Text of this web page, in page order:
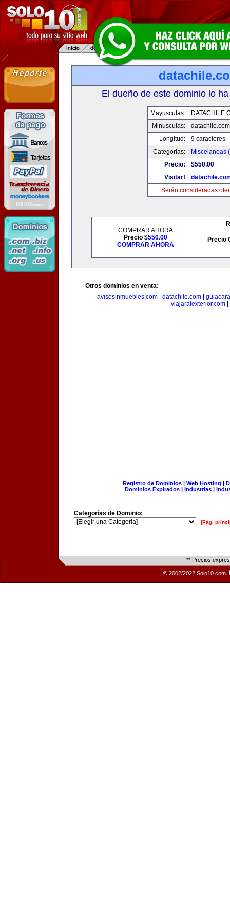
El dueño de este dominio lo
Mayusculas:
Minusculas:
datachile.com
Longitud:
9 caracteres
Categorias:
Miscelaneas
Precio:
$550.00
Visitar!
Serán consideradas
COMPRAR AHORA
Precio $550.00
COMPRAR AHORA
Precio
Otros dominios en venta:
avisosinmuebles.com
datachile.com
viajaralexterior.com
Registro de Dominios| Web Hosting |
Dominios Expirados | Industrias |
Categorías de Dominio:
[Pág.
** Precios
© 2002/2022 Solo10.com